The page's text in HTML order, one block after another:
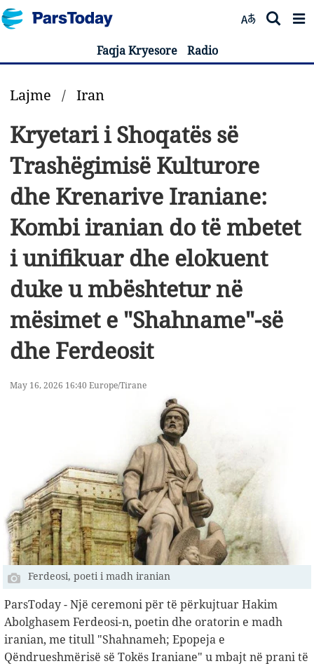
Faqja Kryesore Radio
Lajme / Iran
Kryetari i Shoqatës së
Trashëgimisë Kulturore
dhe Krenarive Iraniane:
Kombi iranian do të mbetet
i unifikuar dhe elokuent
duke u mbështetur në
mësimet e "Shahname"-së
dhe Ferdeosit
May 16, 2026 16:40 Europe/Tirane
Ferdeosi, poeti i madh iranian
ParsToday - Një ceremoni për të përkujtuar Hakim
Abolghasem Ferdeosi-n, poetin dhe oratorin e madh
iranian, me titull "Shahnameh; Epopeja e
Qëndrueshmërisë së Tokës Iraniane" u mbajt në prani të